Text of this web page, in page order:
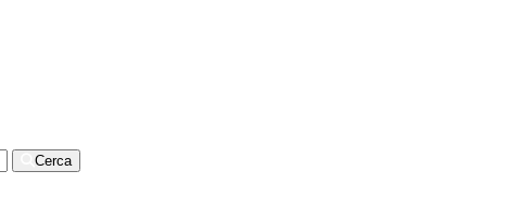
Cerca